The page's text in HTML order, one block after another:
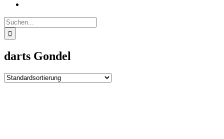
Suche
nach:
darts Gondel